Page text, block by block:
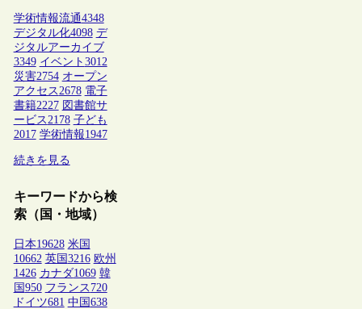
学術情報流通4348
デジタル化4098 デ
ジタルアーカイブ
3349 イベント 3012
災害2754 オープン
アクセス2678 電子
書籍2227 図書館サ
ービス2178 子ども
2017 学術情報1947
続きを見る
キーワードから検
索（国・地域）
日本19628 米国
10662 英国 3216 欧州
1426 カナダ1069 韓
国 950 フランス 720
ドイツ681 中国 638